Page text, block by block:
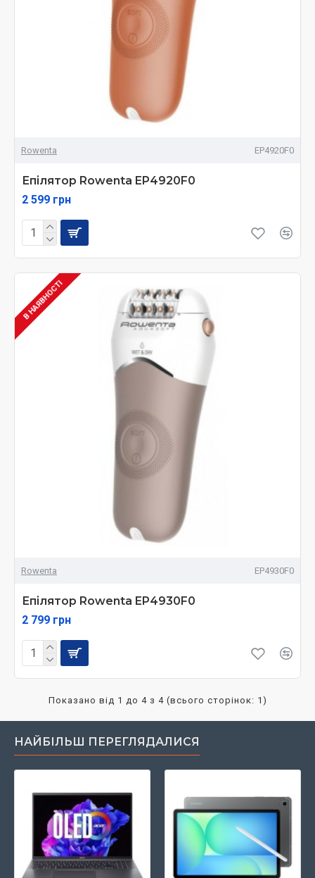
Rowenta EP4920F0
Епілятор Rowenta EP4920F0
2 599 грн
В НАЯВНОСТІ
Rowenta EP4930F0
Епілятор Rowenta EP4930F0
2 799 грн
Показано від 1 до 4 з 4 (всього сторінок: 1)
НАЙБІЛЬШ ПЕРЕГЛЯДАЛИСЯ